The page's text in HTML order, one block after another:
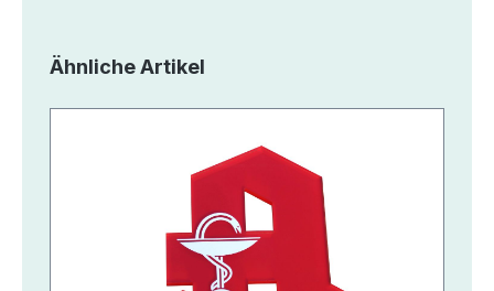
Produktgalerie überspringen
Ähnliche Artikel